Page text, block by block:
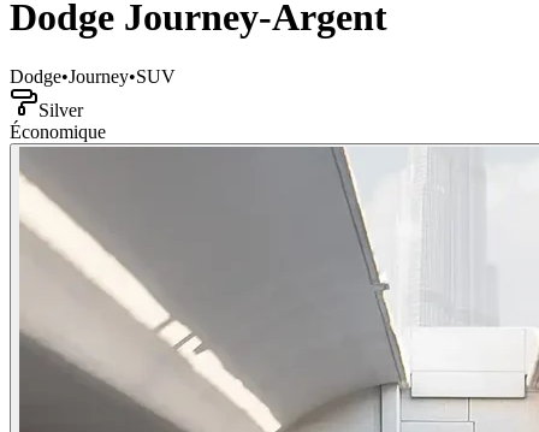
Dodge Journey-Argent
Dodge•Journey•SUV
Silver
Économique